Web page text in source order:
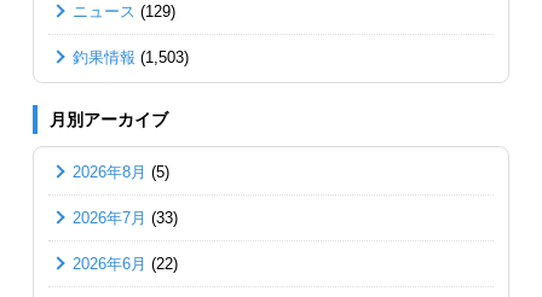
ニュース (129)
釣果情報 (1,503)
月別アーカイブ
2026年8月 (5)
2026年7月 (33)
2026年6月 (22)